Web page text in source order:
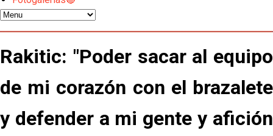
Djibril Sow pone rumbo a Italia para firmar su nuevo
contrato con el Genoa
Kochorashvili, seria opción para reforzar el centro
del campo sevillista
Sow muy cerca de cerrar su traspaso al Genoa
Oso es el siguiente en la lista para salir
Rakitic: "Poder sacar al equipo
de mi corazón con el brazalete
y defender a mi gente y afición